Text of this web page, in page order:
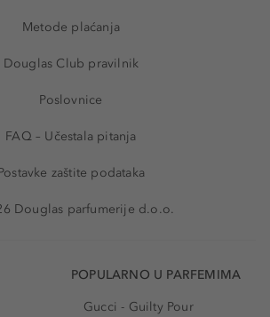
Metode plaćanja
Douglas Club pravilnik
Poslovnice
FAQ – Učestala pitanja
zaštite podataka
Douglas parfumerije d.o.o.
POPULARNO U PARFEMIMA
Gucci - Guilty Pour